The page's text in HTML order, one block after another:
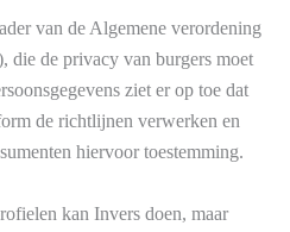
van de Algemene verordening
die de privacy van burgers moet
ziet er op toe dat
de richtlijnen verwerken en
hiervoor toestemming.
kan Invers doen, maar